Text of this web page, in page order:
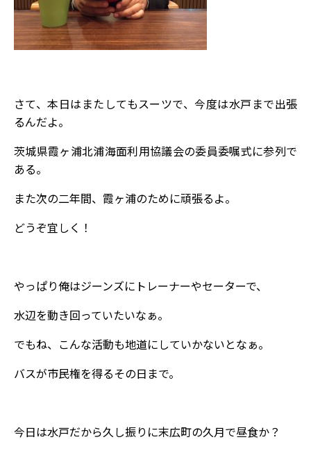
さて、本日はまたしてもスーツで、今度は水戸まで出張
るんだよ。
茨城県霞ヶ浦北浦海面利用協議会の委員委嘱式に参列で
ある。
また次の二年間、霞ヶ浦のために頑張るよ。
どうぞ宜しく！
やっぱり俺はジーンズにトレーナーやセーターで、
水辺を動き回っていたいなぁ。
でもね、こんな活動も地道にしていかないとなぁ。
バスが市民権を得るその日まで。
今日は水戸だから久し振りに末広町の久月で昼食か？